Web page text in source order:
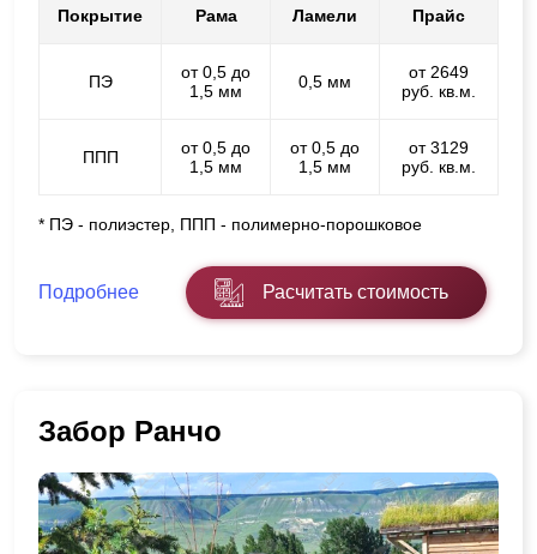
Покрытие Рама Ламели Прайс
ПЭ
от 0,5 до
1,5 мм
0,5 мм
от 2649
руб. кв.м.
ППП
от 0,5 до
1,5 мм
от 0,5 до
1,5 мм
от 3129
руб. кв.м.
* ПЭ - полиэстер, ППП - полимерно-порошковое
Подробнее Расчитать стоимость
Забор Ранчо